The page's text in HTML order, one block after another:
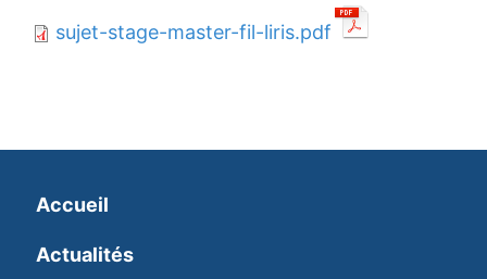
sujet-stage-master-fil-liris.pdf
Accueil
Actualités